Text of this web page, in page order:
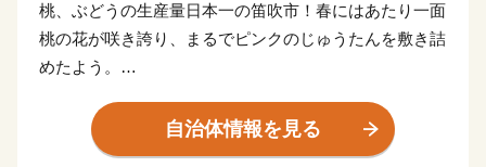
桃、ぶどうの生産量日本一の笛吹市！春にはあたり一面
桃の花が咲き誇り、まるでピンクのじゅうたんを敷き詰
めたよう。
す！遊びつかれた後は関東有数の石和温泉で疲れを癒し
ていただき、心身ともにリフレッシュしてください！
自治体情報を見る